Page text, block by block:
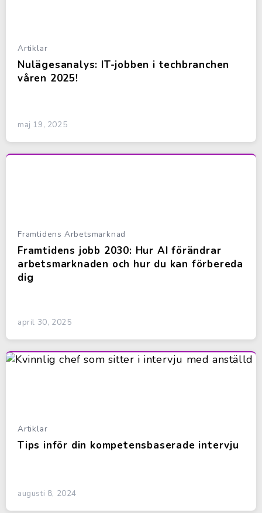
Artiklar
Nulägesanalys: IT-jobben i techbranchen
våren 2025!
maj 19, 2025
Framtidens Arbetsmarknad
Framtidens jobb 2030: Hur AI förändrar
arbetsmarknaden och hur du kan förbereda
dig
april 30, 2025
Artiklar
Tips inför din kompetensbaserade intervju
augusti 8, 2024